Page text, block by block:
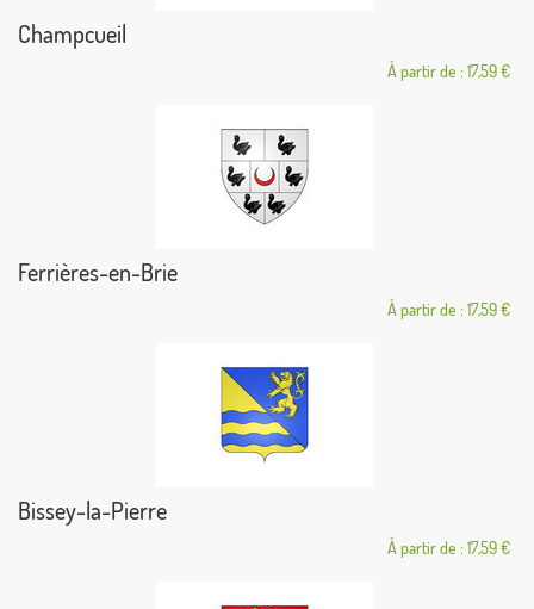
Champcueil
À partir de : 17,59 €
Ferrières-en-Brie
À partir de : 17,59 €
Bissey-la-Pierre
À partir de : 17,59 €